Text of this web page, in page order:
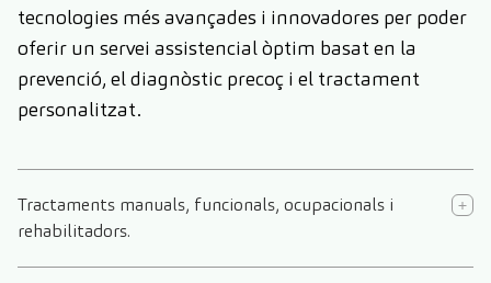
tecnologies més avançades i innovadores per poder
oferir un servei assistencial òptim basat en la
prevenció, el diagnòstic precoç i el tractament
personalitzat.
Tractaments manuals, funcionals, ocupacionals i
rehabilitadors.